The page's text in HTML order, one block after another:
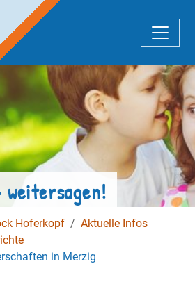
weitersagen!
Hoferkopf
Aktuelle Infos
in Merzig